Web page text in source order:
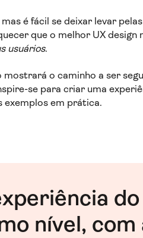
é fácil se deixar levar
que o melhor UX
usuários.
o caminho a ser
se para criar uma
exemplos em prática.
nível,